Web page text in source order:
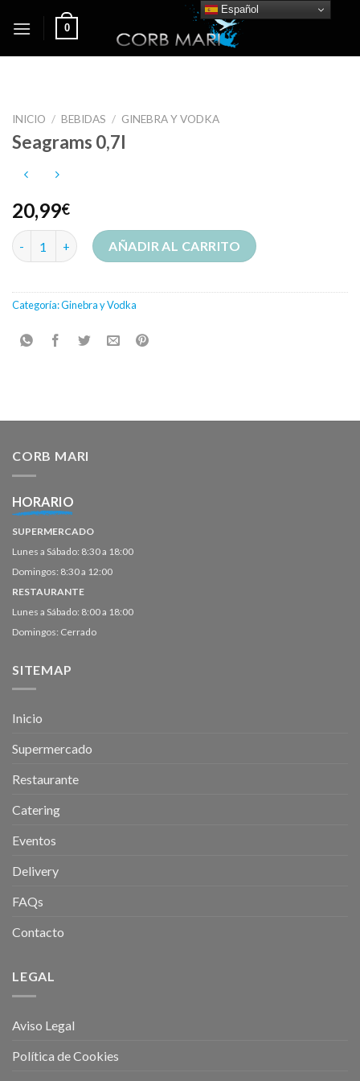
0
INICIO / BEBIDAS / GINEBRA Y VODKA
Seagrams 0,7l
20,99€
Seagrams 0,7l cantidadAÑADIR AL CARRITO
Categoría:Ginebra y Vodka
CORB MARI
HORARIO
SUPERMERCADO
Lunes a Sábado: 8:30 a 18:00
Domingos: 8:30 a 12:00
RESTAURANTE
Lunes a Sábado: 8:00 a 18:00
Domingos: Cerrado
SITEMAP
Inicio
Supermercado
Restaurante
Catering
Eventos
Delivery
FAQs
Contacto
LEGAL
Aviso Legal
Política de Cookies
Español